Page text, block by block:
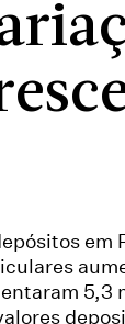
em
5,3